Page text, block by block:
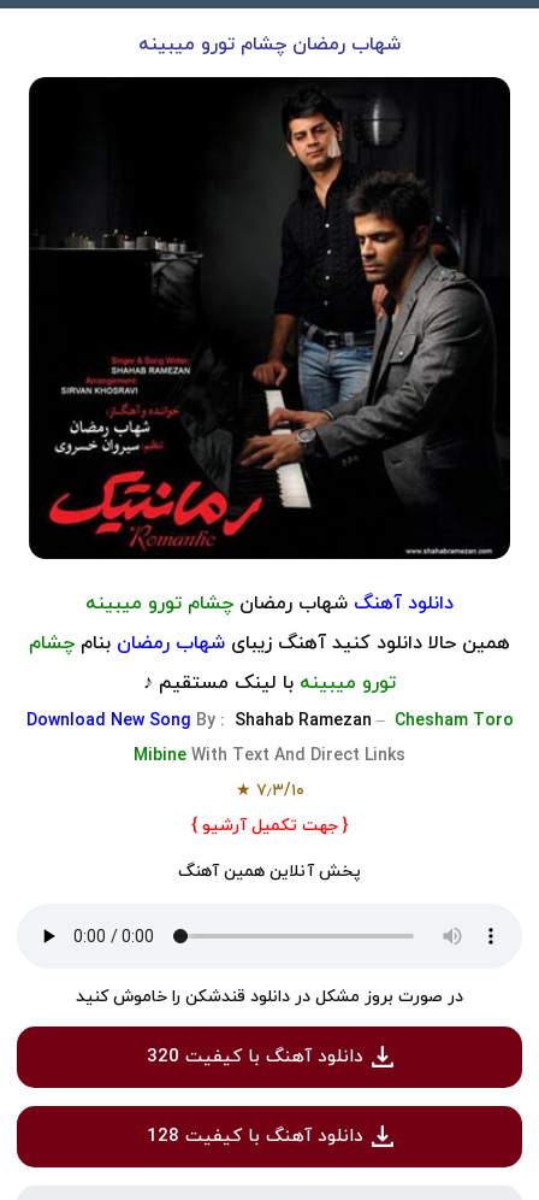
شهاب رمضان چشام تورو میبینه
دانلود آهنگ شهاب رمضان چشام تورو میبینه
همین حالا دانلود کنید آهنگ زیبای شهاب رمضان بنام چشام
تورو میبینه با لینک مستقیم ♪
Download New Song By : Shahab Ramezan – Chesham Toro
Mibine With Text And Direct Links
۷٫۳/۱۰
★
{ جهت تکمیل آرشیو }
پخش آنلاین همین آهنگ
در صورت بروز مشکل در دانلود قندشکن را خاموش کنید
دانلود آهنگ با کیفیت 320
دانلود آهنگ با کیفیت 128